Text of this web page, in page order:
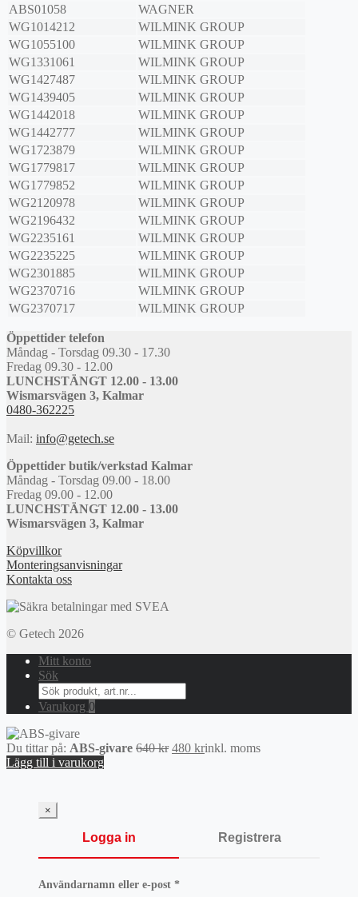
ABS01058
WAGNER
WG1014212
WILMINK GROUP
WG1055100
WILMINK GROUP
WG1331061
WILMINK GROUP
WG1427487
WILMINK GROUP
WG1439405
WILMINK GROUP
WG1442018
WILMINK GROUP
WG1442777
WILMINK GROUP
WG1723879
WILMINK GROUP
WG1779817
WILMINK GROUP
WG1779852
WILMINK GROUP
WG2120978
WILMINK GROUP
WG2196432
WILMINK GROUP
WG2235161
WILMINK GROUP
WG2235225
WILMINK GROUP
WG2301885
WILMINK GROUP
WG2370716
WILMINK GROUP
WG2370717
WILMINK GROUP
Öppettider telefon
Måndag - Torsdag 09.30 - 17.30
Fredag 09.30 - 12.00
LUNCHSTÄNGT 12.00 - 13.00
Wismarsvägen 3, Kalmar
0480-362225
Mail: info@getech.se
Öppettider butik/verkstad Kalmar
Måndag - Torsdag 09.00 - 18.00
Fredag 09.00 - 12.00
LUNCHSTÄNGT 12.00 - 13.00
Wismarsvägen 3, Kalmar
Köpvillkor
Monteringsanvisningar
Kontakta oss
© Getech 2026
Mitt konto
Sök
Search
for:
Varukorg 0
Du tittar på: ABS-givare 640kr Det
480 krDet
inkl. moms
Lägg till i varukorg
×
Logga in Registrera
Användarnamn eller e-post *Obligatoriskt